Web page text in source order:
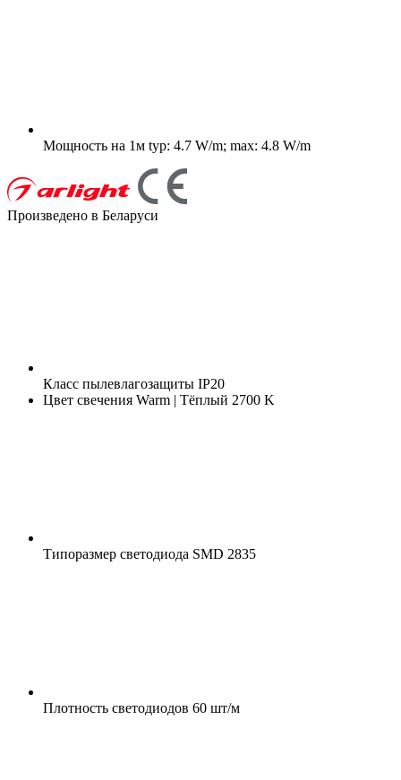
Мощность на 1м typ: 4.7 W/m; max: 4.8 W/m
Произведено в Беларуси
Класс пылевлагозащиты IP20
Цвет свечения Warm | Тёплый 2700 K
Типоразмер светодиода SMD 2835
Плотность светодиодов 60 шт/м